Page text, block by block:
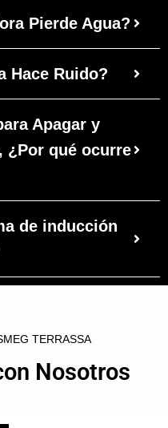
Pierde Agua?
Hace Ruido?
Apagar y
¿Por qué ocurre
de inducción
TERRASSA
Nosotros